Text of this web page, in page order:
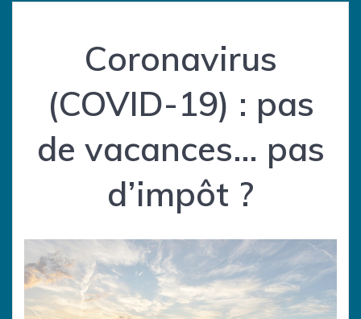
Coronavirus
(COVID-19) : pas
de vacances… pas
d’impôt ?